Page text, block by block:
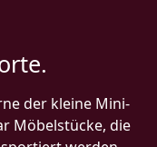
der kleine Mini-
Möbelstücke, die